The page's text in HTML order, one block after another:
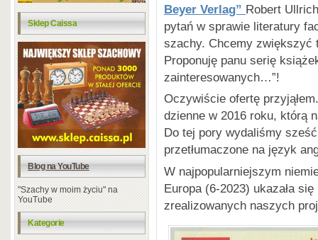
Sklep Caissa
Blog na YouTube
"Szachy w moim życiu" na
YouTube
Kategorie
Beyer Verlag” Robert
pytań w sprawie literatury
szachy. Chcemy zwiększyć
Proponuję panu serię
zainteresowanych…”!
Oczywiście ofertę
dzienne w 2016 roku, którą
Do tej pory wydaliśmy
przetłumaczone na język
W najpopularniejszym
Europa (6-2023) ukazała
zrealizowanych naszych